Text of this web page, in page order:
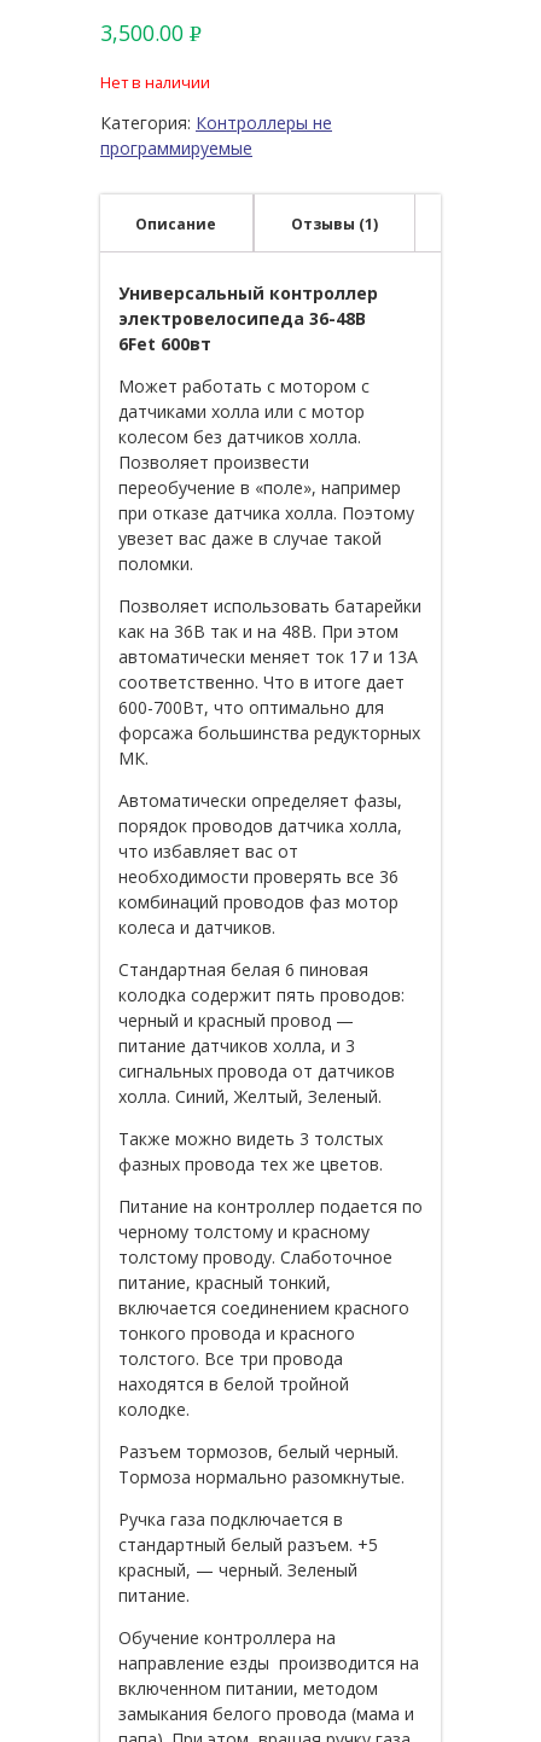
3,500.00 Р
Нет в наличии
Категория: Контроллеры не
программируемые
Описание Отзывы (1)
Универсальный контроллер
электровелосипеда 36-48В
6Fet 600вт
Может работать с мотором с
датчиками холла или с мотор
колесом без датчиков холла.
Позволяет произвести
переобучение в «поле», например
при отказе датчика холла. Поэтому
увезет вас даже в случае такой
поломки.
Позволяет использовать батарейки
как на 36В так и на 48В. При этом
автоматически меняет ток 17 и 13А
соответственно. Что в итоге дает
600-700Вт, что оптимально для
форсажа большинства редукторных
МК.
Автоматически определяет фазы,
порядок проводов датчика холла,
что избавляет вас от
необходимости проверять все 36
комбинаций проводов фаз мотор
колеса и датчиков.
Стандартная белая 6 пиновая
колодка содержит пять проводов:
черный и красный провод —
питание датчиков холла, и 3
сигнальных провода от датчиков
холла. Синий, Желтый, Зеленый.
Также можно видеть 3 толстых
фазных провода тех же цветов.
Питание на контроллер подается по
черному толстому и красному
толстому проводу. Слаботочное
питание, красный тонкий,
включается соединением красного
тонкого провода и красного
толстого. Все три провода
находятся в белой тройной
колодке.
Разъем тормозов, белый черный.
Тормоза нормально разомкнутые.
Ручка газа подключается в
стандартный белый разъем. +5
красный, — черный. Зеленый
питание.
Обучение контроллера на
направление езды производится на
включенном питании, методом
замыкания белого провода (мама и